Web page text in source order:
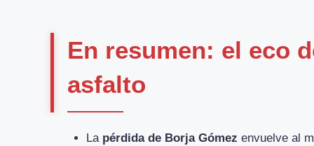
En resumen: el eco
asfalto
La pérdida de Borja Gómez envuelve al